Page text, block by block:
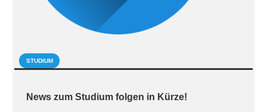
STUDIUM
News zum Studium folgen in Kürze!